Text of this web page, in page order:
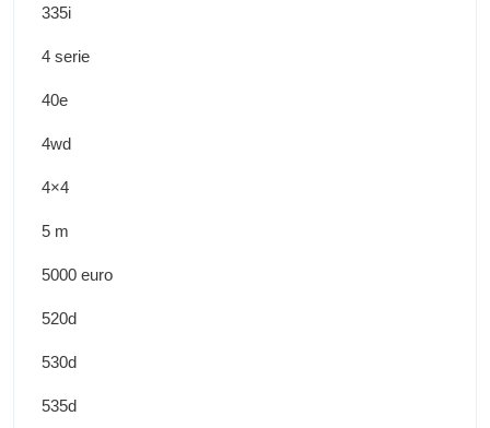
335i
4 serie
40e
4wd
4×4
5 m
5000 euro
520d
530d
535d